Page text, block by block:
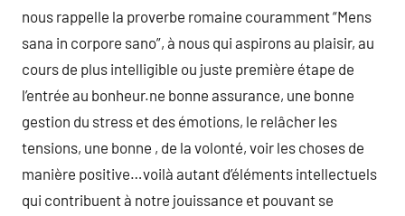
nous rappelle la proverbe romaine couramment “Mens
sana in corpore sano”, à nous qui aspirons au plaisir, au
cours de plus intelligible ou juste première étape de
l’entrée au bonheur.ne bonne assurance, une bonne
gestion du stress et des émotions, le relâcher les
tensions, une bonne , de la volonté, voir les choses de
manière positive…voilà autant d’éléments intellectuels
qui contribuent à notre jouissance et pouvant se